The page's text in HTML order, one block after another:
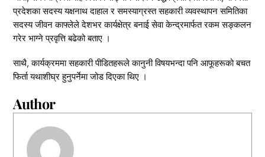
प्रदेशका सदस्य यक्षनाथ दाहाल र समस्याग्रस्त सहकारी व्यवस्थापन समितिका
सदस्य जीवन काफ्लेले देशभर कार्यक्षेत्र बनाई सेवा केन्द्रमार्फत रकम सङ्कलन
गरेर भाग्ने प्रवृत्ति बढेको बताए ।
साथै, कार्यक्रममा सहकारी पीडितहरूले कानुनी विषयभन्दा पनि आफूहरूको बचत
फिर्ता यथाशीघ्र हुनुपर्नेमा जोड दिएका थिए ।
Author